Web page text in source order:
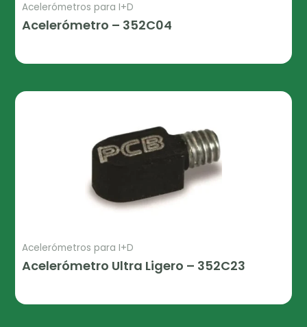
Acelerómetros para I+D
Acelerómetro – 352C04
Acelerómetros para I+D
Acelerómetro Ultra Ligero – 352C23